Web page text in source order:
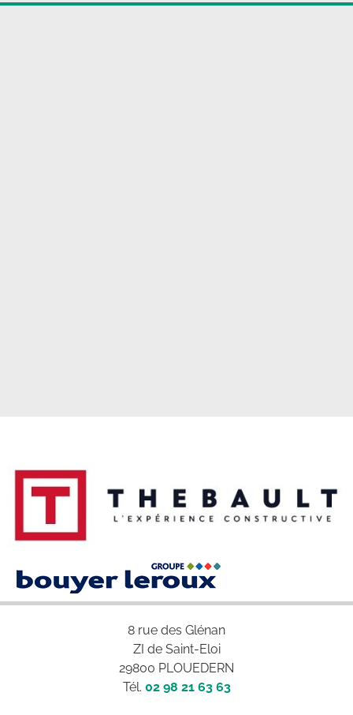
8 rue des Glénan
ZI de Saint-Eloi
29800 PLOUEDERN
Tél. 02 98 21 63 63